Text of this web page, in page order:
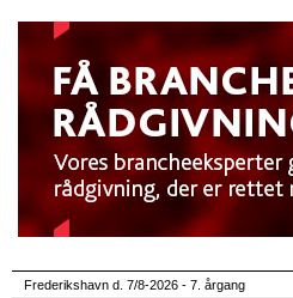
Frederikshavn d. 7/8-2026 - 7. årgang